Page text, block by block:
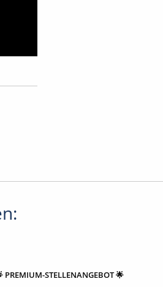
PREMIUM-STELLENANGEBOT 🌟